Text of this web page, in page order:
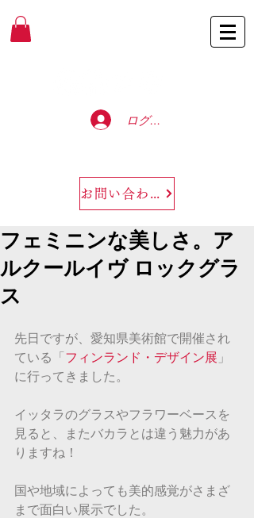
ログイン
お問い合わせ
フェミニンな美しさ。ア
ルクールイヴ ロックグラ
ス
先日ですが、愛知県美術館で開催され
ている「フィンランド・デザイン展 」
に行ってきました。
イッタラのグラスやフラワーベースを
見ると、またバカラとは違う魅力があ
りますね！
国や地域によっても美的感覚がさまざ
まで面白い展示でした。